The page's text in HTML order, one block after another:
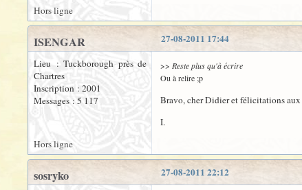
Hors ligne
27-08-2011 17:44
ISENGAR
Lieu : Tuckborough près de
Chartres
Inscription : 2001
Messages : 5 117
>> Reste plus qu'à écrire
Ou à relire ;p
Bravo, cher Didier et félicitations aux
I.
Hors ligne
27-08-2011 22:12
sosryko